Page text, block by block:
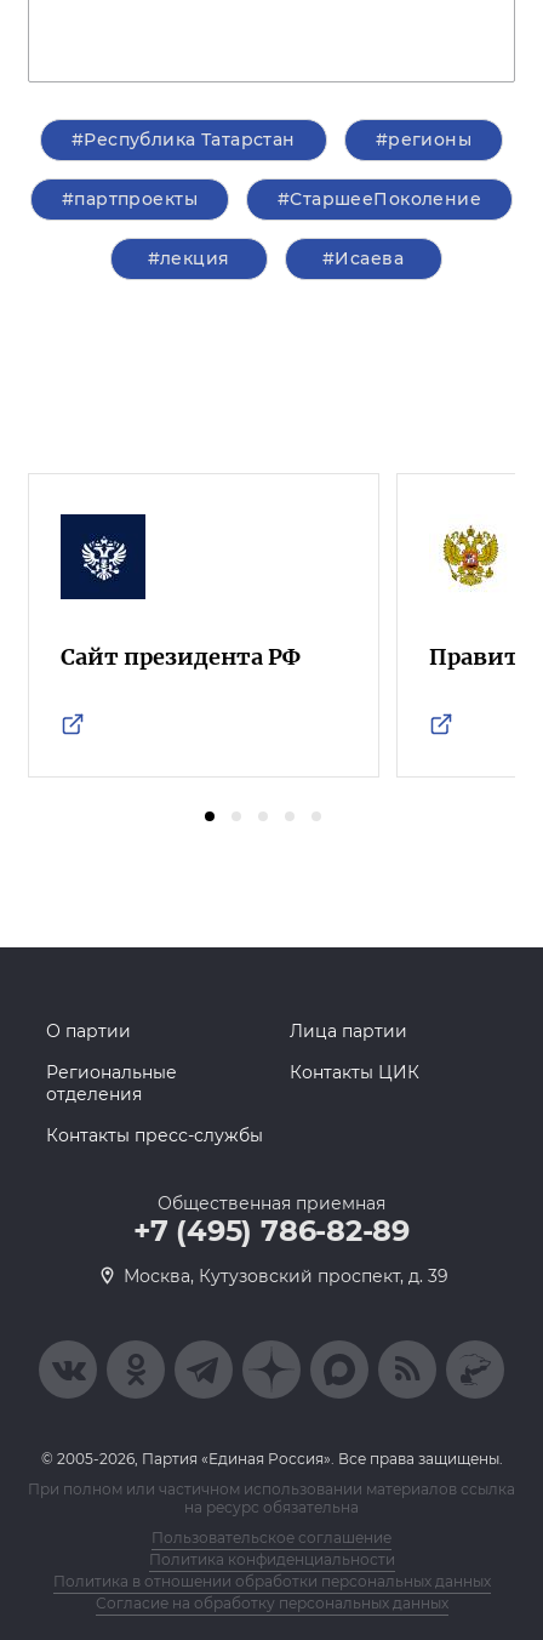
#Республика Татарстан #регионы
#партпроекты #СтаршееПоколение
#лекция #Исаева
Сайт президента РФ
О партии
Лица партии
Региональные
отделения
Контакты ЦИК
Контакты пресс-службы
Общественная приемная
+7 (495) 786-82-89
Москва, Кутузовский проспект, д. 39
© 2005-2026, Партия «Единая Россия». Все права защищены.
При полном или частичном использовании материалов ссылка
на ресурс обязательна
Пользовательское соглашение
Политика конфиденциальности
Политика в отношении обработки персональных данных
Согласие на обработку персональных данных